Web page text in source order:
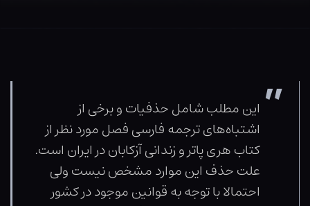
این مطلب شامل حذفیات و برخی از
اشتباه‌های ترجمه فارسی فصل مورد نظر از
کتاب هری پاتر و زندانی آزکابان در ایران است.
علت حذف این موارد مشخص نیست ولی
احتمالا با توجه به قوانین موجود در کشور